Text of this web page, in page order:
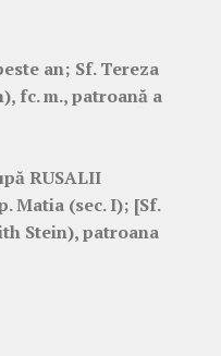
an; Sf. Tereza
fc. m., patroană a
RUSALII
Matia (sec. I); [Sf.
Stein), patroana